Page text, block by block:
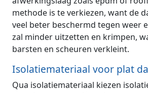
methode is te verkiezen, want de
veel beter beschermd tegen weer
zal minder uitzetten en krimpen,
barsten en scheuren verkleint.
Isolatiemateriaal voor plat
Qua isolatiemateriaal kiezen